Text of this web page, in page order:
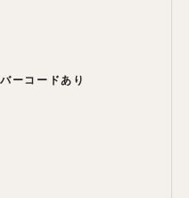
バーコードあり